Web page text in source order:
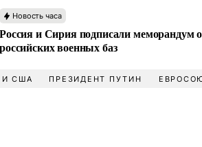
Новость часа
Россия и Сирия подписали меморандум
российских военных баз
И США ПРЕЗИДЕНТ ПУТИН